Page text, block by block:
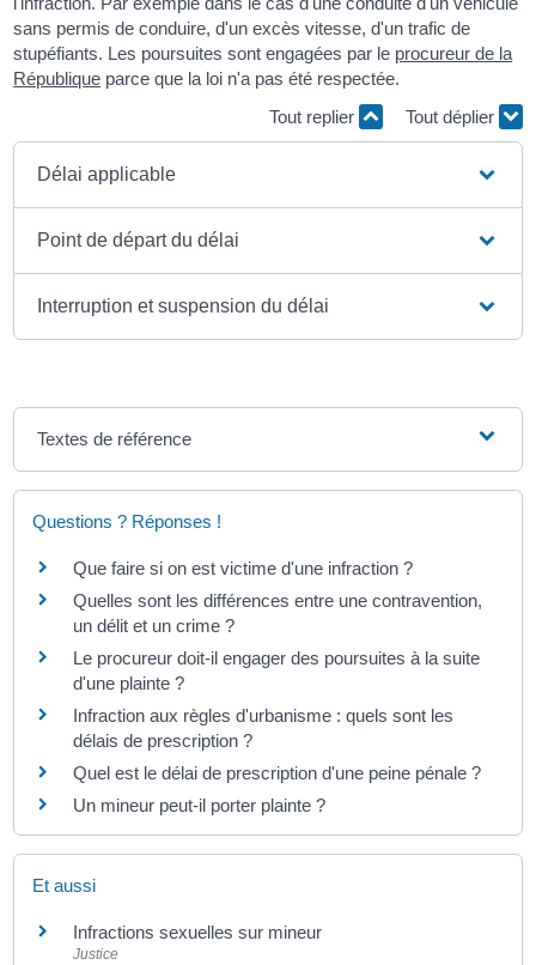
sans permis de conduire, d'un excès vitesse, d'un trafic de
stupéfiants. Les poursuites sont engagées par le procureur de la
République parce que la loi n'a pas été respectée.
Tout replier
Tout déplier
Délai applicable
Point de départ du délai
Interruption et suspension du délai
Textes de référence
Questions ? Réponses !
Que faire si on est victime d'une infraction ?
Quelles sont les différences entre une contravention,
un délit et un crime ?
Le procureur doit-il engager des poursuites à la suite
d'une plainte ?
Infraction aux règles d'urbanisme : quels sont les
délais de prescription ?
Quel est le délai de prescription d'une peine pénale ?
Un mineur peut-il porter plainte ?
Et aussi
Infractions sexuelles sur mineur
Justice